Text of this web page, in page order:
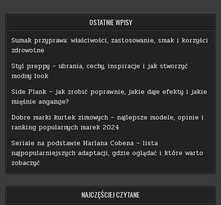
OSTATNIE WPISY
Sumak przyprawa: właściwości, zastosowanie, smak i korzyści
zdrowotne
Styl preppy – ubrania, cechy, inspiracje i jak stworzyć
modny look
Side Plank – jak zrobić poprawnie, jakie daje efekty i jakie
mięśnie angażuje?
Dobre marki kurtek zimowych – najlepsze modele, opinie i
ranking popularnych marek 2024
Seriale na podstawie Harlana Cobena – lista
najpopularniejszych adaptacji, gdzie oglądać i które warto
zobaczyć
NAJCZĘŚCIEJ CZYTANE